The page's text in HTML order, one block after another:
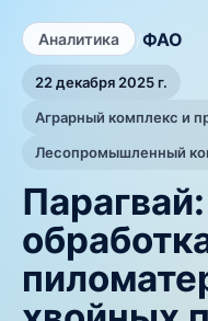
Аналитика ФАО
22 декабря 2025 г.
Аграрный комплекс и
Лесопромышленный